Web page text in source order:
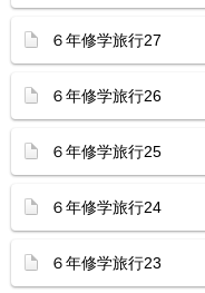
６年修学旅行27
６年修学旅行26
６年修学旅行25
６年修学旅行24
６年修学旅行23